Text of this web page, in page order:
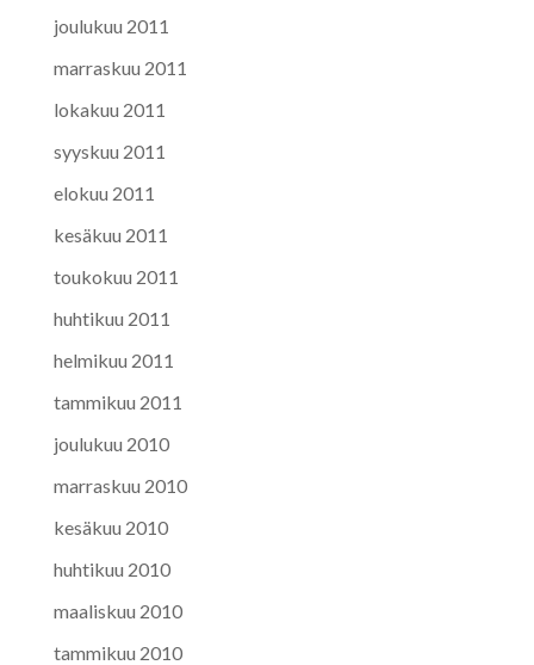
joulukuu 2011
marraskuu 2011
lokakuu 2011
syyskuu 2011
elokuu 2011
kesäkuu 2011
toukokuu 2011
huhtikuu 2011
helmikuu 2011
tammikuu 2011
joulukuu 2010
marraskuu 2010
kesäkuu 2010
huhtikuu 2010
maaliskuu 2010
tammikuu 2010